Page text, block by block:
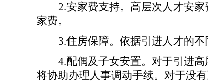
2.安家费支持。高层次人才安
家费。
3.住房保障。依据引进人才的
4.配偶及子女安置。对于引进高
将协助办理人事调动手续。对于没